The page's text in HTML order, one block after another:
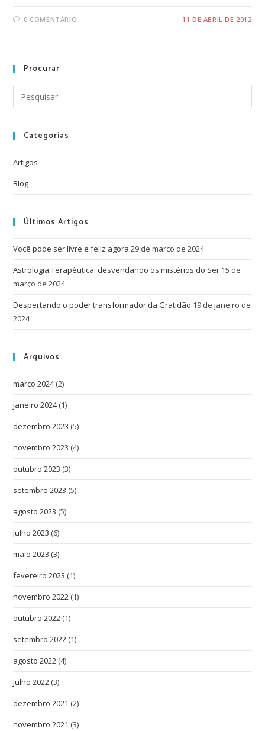
0 COMENTÁRIO 11 DE ABRIL DE 2012
Procurar
Categorias
Artigos
Blog
Últimos Artigos
Você pode ser livre e feliz agora 29 de março de 2024
Astrologia Terapêutica: desvendando os mistérios do Ser 15 de
março de 2024
Despertando o poder transformador da Gratidão 19 de janeiro de
2024
Arquivos
março 2024(2)
janeiro 2024(1)
dezembro 2023 (5)
novembro 2023 (4)
outubro 2023 (3)
setembro 2023 (5)
agosto 2023 (5)
julho 2023 (6)
maio 2023 (3)
fevereiro 2023 (1)
novembro 2022 (1)
outubro 2022 (1)
setembro 2022 (1)
agosto 2022 (4)
julho 2022 (3)
dezembro 2021 (2)
novembro 2021 (3)